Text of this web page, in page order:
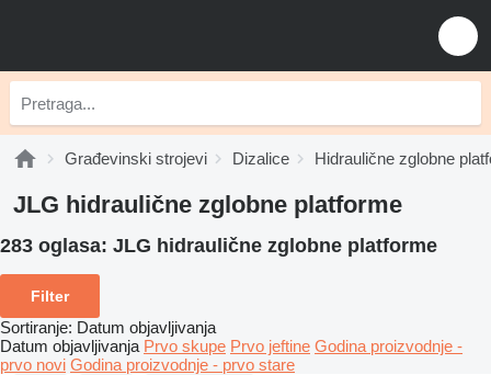
Građevinski strojevi Dizalice Hidraulične zglobne
JLG hidraulične zglobne platforme
283 oglasa: JLG hidraulične zglobne platforme
Filter
Sortiranje: Datum objavljivanja
Datum objavljivanja Prvo skupe Prvo jeftine Godina proizvodnje -
prvo novi Godina proizvodnje - prvo stare